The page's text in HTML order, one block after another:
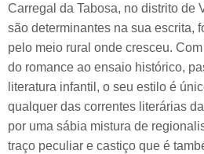
Carregal da Tabosa, no distrito de
são determinantes na sua escrita,
pelo meio rural onde cresceu.
do romance ao ensaio histórico,
literatura infantil, o seu estilo é
qualquer das correntes literárias
por uma sábia mistura de
traço peculiar e castiço que é